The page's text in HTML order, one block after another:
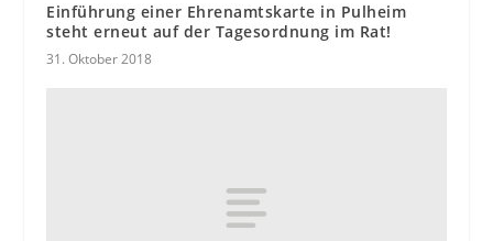
Einführung einer Ehrenamtskarte in Pulheim
steht erneut auf der Tagesordnung im Rat!
31. Oktober 2018